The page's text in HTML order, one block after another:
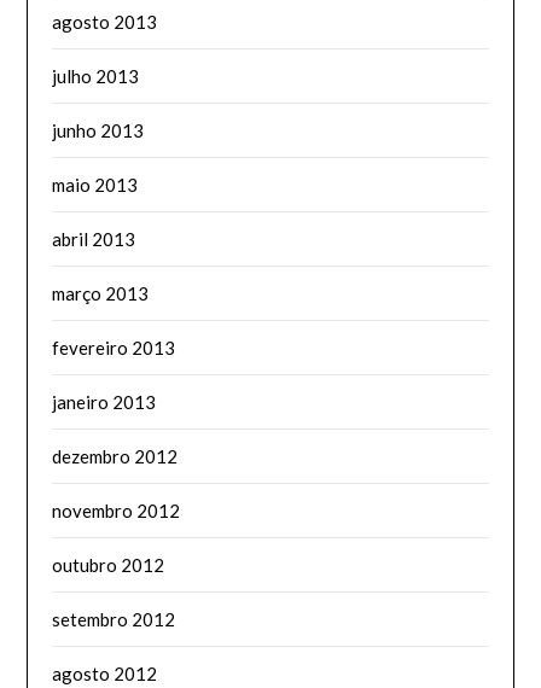
agosto 2013
julho 2013
junho 2013
maio 2013
abril 2013
março 2013
fevereiro 2013
janeiro 2013
dezembro 2012
novembro 2012
outubro 2012
setembro 2012
agosto 2012